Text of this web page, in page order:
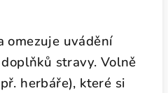
omezuje uvádění
stravy. Volně
herbáře), které si